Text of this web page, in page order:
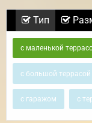
Тип
с маленькой
с большой террасой
с гаражом с